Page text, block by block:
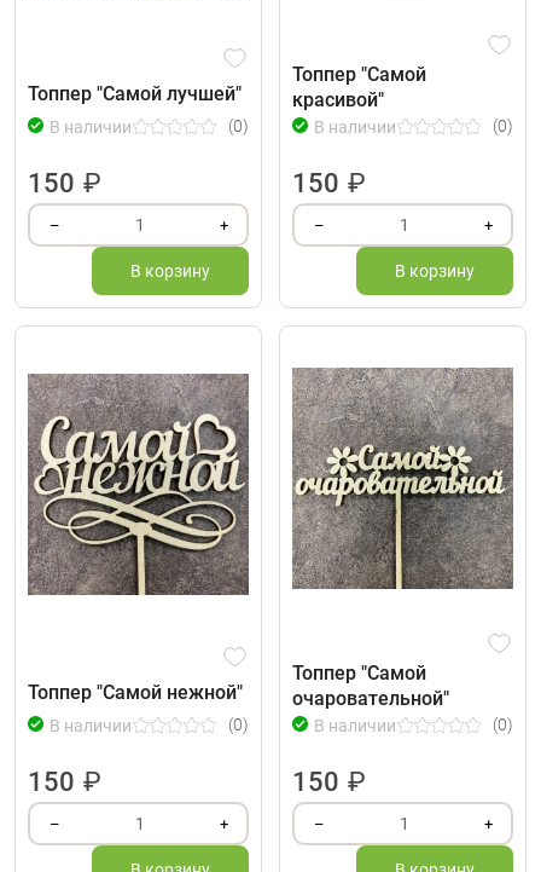
Топпер "Самой лучшей"
В наличии (0)
150 ₽
– 1 +
В корзину
Топпер "Самой
красивой"
В наличии (0)
150 ₽
– 1 +
В корзину
Топпер "Самой нежной"
В наличии (0)
150 ₽
– 1 +
Топпер "Самой
очаровательной"
В наличии (0)
150 ₽
– 1 +